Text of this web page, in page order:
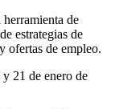
de
estrategias de
ofertas de empleo.
21 de enero de